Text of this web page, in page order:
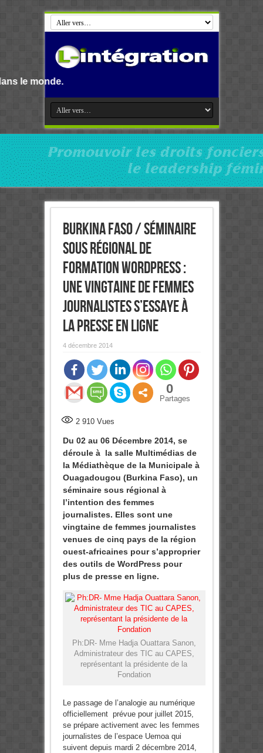
Burkina Faso / Séminaire
sous régional de
Formation WordPress :
Une vingtaine de femmes
journalistes s’essaye à
la presse en ligne
4 décembre 2014
0
Partages
2 910Vues
Du 02 au 06 Décembre 2014, se
déroule à la salle Multimédias de
la Médiathèque de la Municipale à
Ouagadougou (Burkina Faso), un
séminaire sous régional à
l’intention des femmes
journalistes. Elles sont une
vingtaine de femmes journalistes
venues de cinq pays de la région
ouest-africaines pour s’approprier
des outils de WordPress pour
plus de presse en ligne.
Ph:DR- Mme Hadja Ouattara Sanon,
Administrateur des TIC au CAPES,
représentant la présidente de la
Fondation
Le passage de l’analogie au numérique
officiellement prévue pour juillet 2015,
se prépare activement avec les femmes
journalistes de l’espace Uemoa qui
suivent depuis mardi 2 décembre 2014,